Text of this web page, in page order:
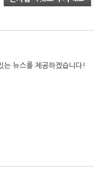
매출'
는 뉴스를 제공하겠습니다!